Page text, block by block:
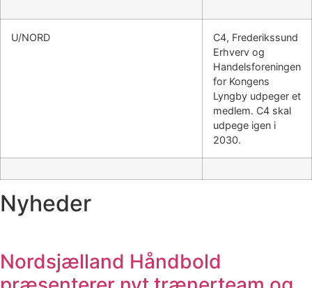
U/NORD
C4, Frederikssund
Erhverv og
Handelsforeningen
for Kongens
Lyngby udpeger et
medlem. C4 skal
udpege igen i
2030.
Nyheder
Nordsjælland Håndbold